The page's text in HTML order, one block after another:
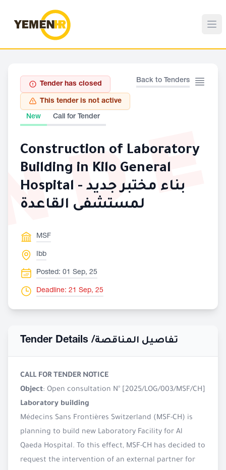
Back to Tenders
Tender has closed
This tender is not active
New Call for Tender
Construction of Laboratory
Building in Kilo General
Hospital - بناء مختبر جديد
لمستشفى القاعدة
MSF
Ibb
Posted: 01 Sep, 25
Deadline: 21 Sep, 25
Tender Details /تفاصيل المناقصة
CALL FOR TENDER NOTICE
Object: Open consultation N° [2025/LOG/003/MSF/CH]
Laboratory building
Médecins Sans Frontières Switzerland (MSF-CH) is
planning to build new Laboratory Facility for Al
Qaeda Hospital. To this effect, MSF-CH has decided to
request the intervention of an external partner for